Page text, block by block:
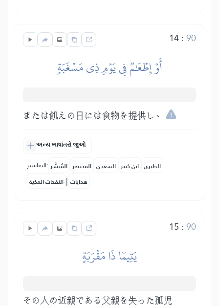
14:90
أَوۡ إِطۡعَٰمٞ فِي يَوۡمٖ ذِي مَسۡغَبَةٖ
または飢えの日には食物を提供し、
અન્ય ભાષાંતરો જુઓ
التفاسير: المُيسَّر المختصر السعدي ابن كثير الطبري
النفحات المكية | هدايات
15 :90
يَتِيمٗا ذَا مَقۡرَبَةٍ
その人の近親である父親を失った孤児